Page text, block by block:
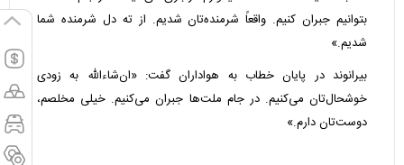
بتوانیم جبران کنیم. واقعاً شرمنده‌تان شدیم. از ته دل شرمنده شما
شدیم.»
بیرانوند در پایان خطاب به هواداران گفت: «ان‌شاءالله به زودی
خوشحال‌تان می‌کنیم. در جام ملت‌ها جبران می‌کنیم. خیلی مخلصم،
دوست‌تان دارم.»